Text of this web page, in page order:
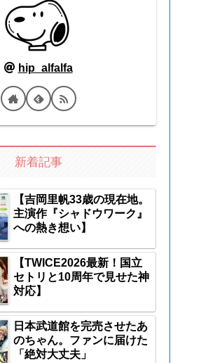
hip_alfalfa
新着記事
【吉岡里帆33歳の現在地。
主演作『シャドウワーク』
への熱き想い】
【TWICE2026最新！国立
セトリと10周年で見せた神
対応】
日本武道館を完売させたあ
のちゃん。ファンに届けた
「絶対大丈夫」